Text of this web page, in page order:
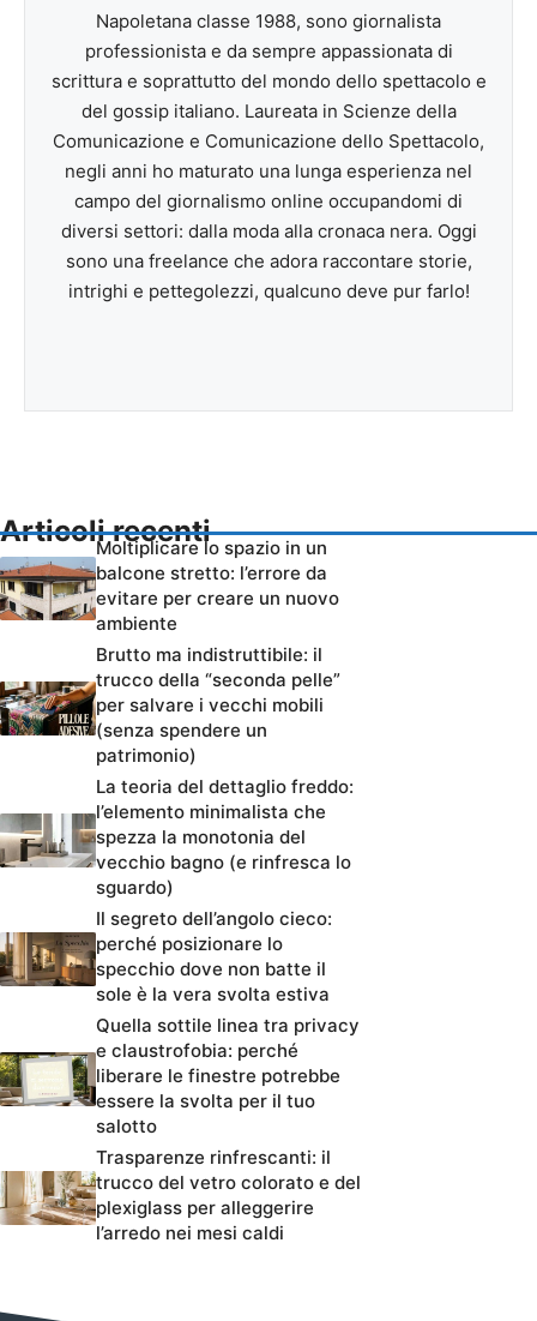
Napoletana classe 1988, sono giornalista
professionista e da sempre appassionata di
scrittura e soprattutto del mondo dello spettacolo e
del gossip italiano. Laureata in Scienze della
Comunicazione e Comunicazione dello Spettacolo,
negli anni ho maturato una lunga esperienza nel
campo del giornalismo online occupandomi di
diversi settori: dalla moda alla cronaca nera. Oggi
sono una freelance che adora raccontare storie,
intrighi e pettegolezzi, qualcuno deve pur farlo!
Articoli recenti
Moltiplicare lo spazio in un
balcone stretto: l’errore da
evitare per creare un nuovo
ambiente
Brutto ma indistruttibile: il
trucco della “seconda pelle”
per salvare i vecchi mobili
(senza spendere un
patrimonio)
La teoria del dettaglio freddo:
l’elemento minimalista che
spezza la monotonia del
vecchio bagno (e rinfresca lo
sguardo)
Il segreto dell’angolo cieco:
perché posizionare lo
specchio dove non batte il
sole è la vera svolta estiva
Quella sottile linea tra privacy
e claustrofobia: perché
liberare le finestre potrebbe
essere la svolta per il tuo
salotto
Trasparenze rinfrescanti: il
trucco del vetro colorato e del
plexiglass per alleggerire
l’arredo nei mesi caldi